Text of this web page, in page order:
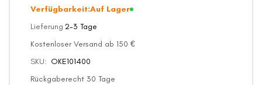
Verfügbarkeit:Auf Lager
Lieferung 2-3 Tage
Kostenloser Versand ab 150 €
Rückgaberecht 30 Tage
SKU OKE101400